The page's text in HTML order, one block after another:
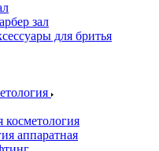
зал
для бритья
косметология
аппаратная